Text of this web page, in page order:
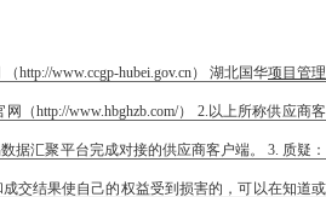
http://www.ccgp-hubei.gov.cn） 湖北国华项目管理
（http://www.hbghzb.com/） 2.以上所称供应商客
据汇聚平台完成对接的供应商客户端。 3. 质疑：
交结果使自己的权益受到损害的，可以在知道或